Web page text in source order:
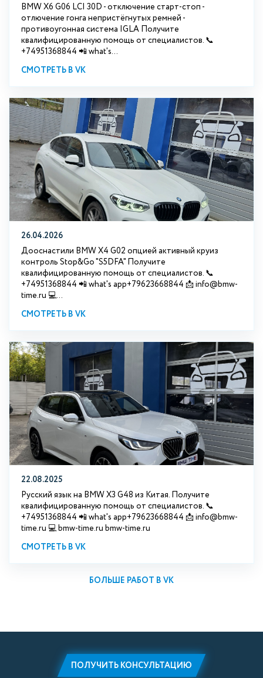
BMW X6 G06 LCI 30D - отключение старт-стоп -
отлючение гонга непристёгнутых ремней -
противоугонная система IGLA Получите
квалифицированную помощь от специалистов. 📞
+74951368844 📲 what's...
СМОТРЕТЬ В VK
26.04.2026
Дооснастили BMW X4 G02 опцией активный круиз
контроль Stop&Go "S5DFA" Получите
квалифицированную помощь от специалистов. 📞
+74951368844 📲 what's app+79623668844 📩 info@bmw-
time.ru 💻...
СМОТРЕТЬ В VK
22.08.2025
Русский язык на BMW X3 G48 из Китая. Получите
квалифицированную помощь от специалистов. 📞
+74951368844 📲 what's app+79623668844 📩 info@bmw-
time.ru 💻 bmw-time.ru bmw-time.ru
СМОТРЕТЬ В VK
БОЛЬШЕ РАБОТ В VK
ПОЛУЧИТЬ КОНСУЛЬТАЦИЮ